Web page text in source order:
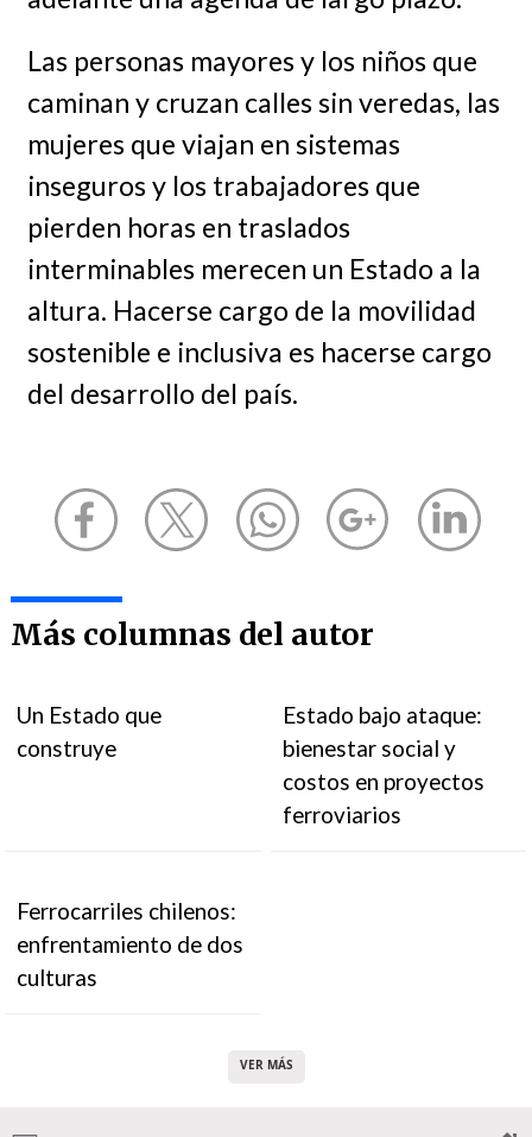
Las personas mayores y los niños que
caminan y cruzan calles sin veredas, las
mujeres que viajan en sistemas
inseguros y los trabajadores que
pierden horas en traslados
interminables merecen un Estado a la
altura. Hacerse cargo de la movilidad
sostenible e inclusiva es hacerse cargo
del desarrollo del país.
Más columnas del autor
Un Estado que
construye
Estado bajo ataque:
bienestar social y
costos en proyectos
ferroviarios
Ferrocarriles chilenos:
enfrentamiento de dos
culturas
VER MÁS